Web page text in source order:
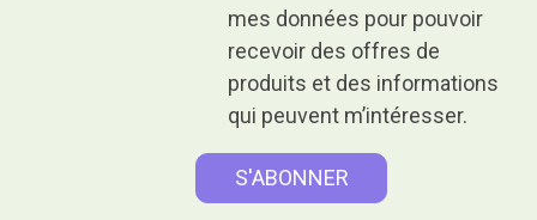
mes données pour pouvoir
recevoir des offres de
produits et des informations
qui peuvent m’intéresser.